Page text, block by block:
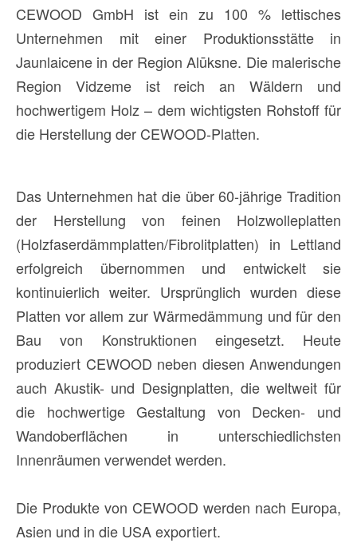
CEWOOD GmbH ist ein zu 100 % lettisches
Unternehmen mit einer Produktionsstätte in
Jaunlaicene in der Region Alūksne. Die malerische
Region Vidzeme ist reich an Wäldern und
hochwertigem Holz – dem wichtigsten Rohstoff für
die Herstellung der CEWOOD-Platten.
Das Unternehmen hat die über 60-jährige Tradition
der Herstellung von feinen Holzwolleplatten
(Holzfaserdämmplatten/Fibrolitplatten) in Lettland
erfolgreich übernommen und entwickelt sie
kontinuierlich weiter. Ursprünglich wurden diese
Platten vor allem zur Wärmedämmung und für den
Bau von Konstruktionen eingesetzt. Heute
produziert CEWOOD neben diesen Anwendungen
auch Akustik- und Designplatten, die weltweit für
die hochwertige Gestaltung von Decken- und
Wandoberflächen in unterschiedlichsten
Innenräumen verwendet werden.
Die Produkte von CEWOOD werden nach Europa,
Asien und in die USA exportiert.